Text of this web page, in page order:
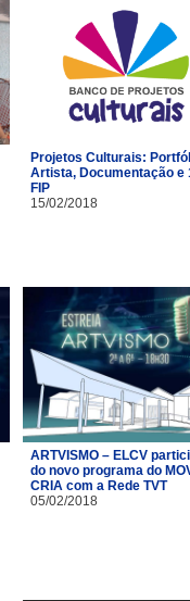
Projetos Culturais:
Artista, Documentação e
FIP
15/02/2018
ARTVISMO – ELCV
do novo programa do
CRIA com a Rede TVT
05/02/2018